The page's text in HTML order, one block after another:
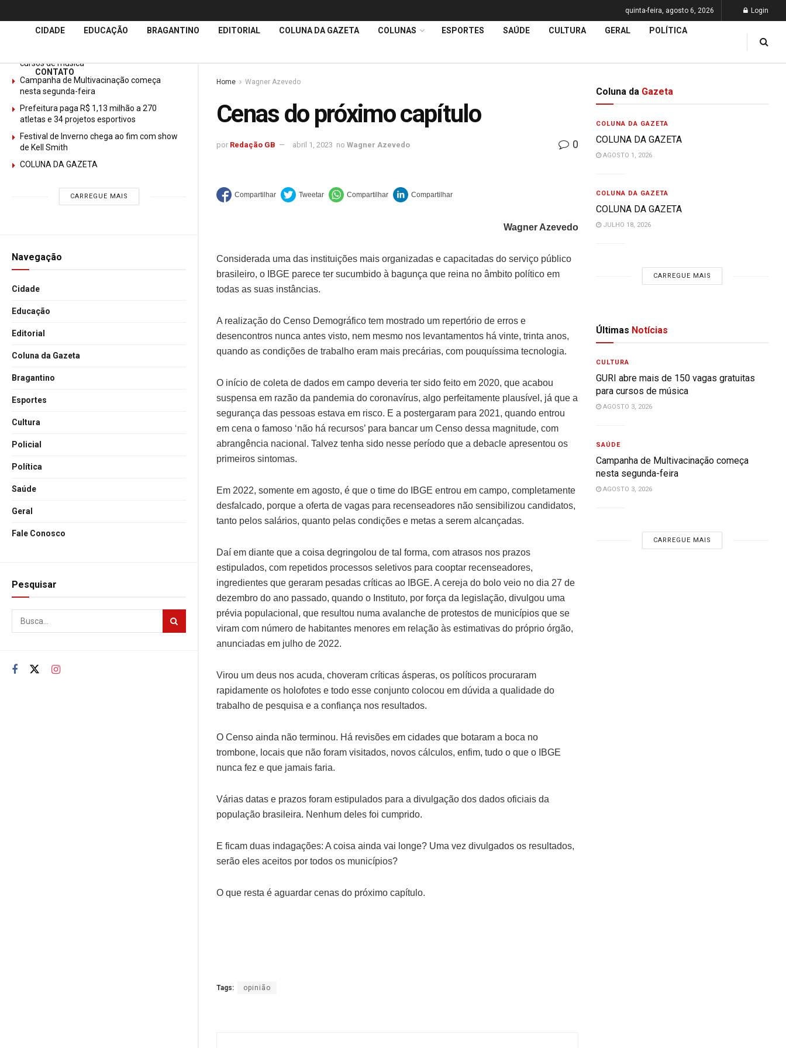
ÚltimasNotícias
cursos de música
Campanha de Multivacinação começa
nesta segunda-feira
Prefeitura paga R$ 1,13 milhão a 270
atletas e 34 projetos esportivos
Festival de Inverno chega ao fim com show
de Kell Smith
COLUNA DA GAZETA
CARREGUE MAIS
Navegação
Cidade
Educação
Editorial
Coluna da Gazeta
Bragantino
Esportes
Cultura
Policial
Política
Saúde
Geral
Fale Conosco
Pesquisar
quinta-feira, agosto 6, 2026 Login
CIDADE EDUCAÇÃO BRAGANTINO EDITORIAL COLUNA DA GAZETA COLUNAS ESPORTES SAÚDE CULTURA GERAL POLÍTICA
CONTATO
Home Wagner Azevedo
Cenas do próximo capítulo
por Redação GB abril 1, 2023 no Wagner Azevedo 0
Wagner Azevedo
Considerada uma das instituições mais organizadas e capacitadas do serviço público
brasileiro, o IBGE parece ter sucumbido à bagunça que reina no âmbito político em
todas as suas instâncias.
A realização do Censo Demográfico tem mostrado um repertório de erros e
desencontros nunca antes visto, nem mesmo nos levantamentos há vinte, trinta anos,
quando as condições de trabalho eram mais precárias, com pouquíssima tecnologia.
O início de coleta de dados em campo deveria ter sido feito em 2020, que acabou
suspensa em razão da pandemia do coronavírus, algo perfeitamente plausível, já que a
segurança das pessoas estava em risco. E a postergaram para 2021, quando entrou
em cena o famoso ‘não há recursos’ para bancar um Censo dessa magnitude, com
abrangência nacional. Talvez tenha sido nesse período que a debacle apresentou os
primeiros sintomas.
Em 2022, somente em agosto, é que o time do IBGE entrou em campo, completamente
desfalcado, porque a oferta de vagas para recenseadores não sensibilizou candidatos,
tanto pelos salários, quanto pelas condições e metas a serem alcançadas.
Daí em diante que a coisa degringolou de tal forma, com atrasos nos prazos
estipulados, com repetidos processos seletivos para cooptar recenseadores,
ingredientes que geraram pesadas críticas ao IBGE. A cereja do bolo veio no dia 27 de
dezembro do ano passado, quando o Instituto, por força da legislação, divulgou uma
prévia populacional, que resultou numa avalanche de protestos de municípios que se
viram com número de habitantes menores em relação às estimativas do próprio órgão,
anunciadas em julho de 2022.
Virou um deus nos acuda, choveram críticas ásperas, os políticos procuraram
rapidamente os holofotes e todo esse conjunto colocou em dúvida a qualidade do
trabalho de pesquisa e a confiança nos resultados.
O Censo ainda não terminou. Há revisões em cidades que botaram a boca no
trombone, locais que não foram visitados, novos cálculos, enfim, tudo o que o IBGE
nunca fez e que jamais faria.
Várias datas e prazos foram estipulados para a divulgação dos dados oficiais da
população brasileira. Nenhum deles foi cumprido.
E ficam duas indagações: A coisa ainda vai longe? Uma vez divulgados os resultados,
serão eles aceitos por todos os municípios?
O que resta é aguardar cenas do próximo capítulo.
Tags: opinião
Coluna da Gazeta
COLUNA DA GAZETA
COLUNA DA GAZETA
AGOSTO 1, 2026
COLUNA DA GAZETA
COLUNA DA GAZETA
JULHO 18, 2026
CARREGUE MAIS
Últimas Notícias
CULTURA
GURI abre mais de 150 vagas gratuitas
para cursos de música
AGOSTO 3, 2026
SAÚDE
Campanha de Multivacinação começa
nesta segunda-feira
AGOSTO 3, 2026
CARREGUE MAIS